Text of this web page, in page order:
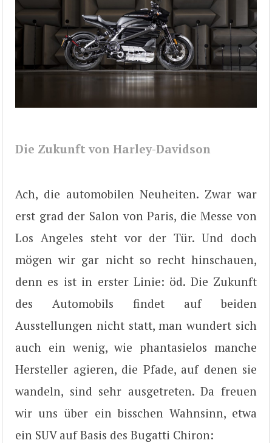
Die Zukunft von Harley-Davidson
Ach, die automobilen Neuheiten. Zwar war
erst grad der Salon von Paris, die Messe von
Los Angeles steht vor der Tür. Und doch
mögen wir gar nicht so recht hinschauen,
denn es ist in erster Linie: öd. Die Zukunft
des Automobils findet auf beiden
Ausstellungen nicht statt, man wundert sich
auch ein wenig, wie phantasielos manche
Hersteller agieren, die Pfade, auf denen sie
wandeln, sind sehr ausgetreten. Da freuen
wir uns über ein bisschen Wahnsinn, etwa
ein SUV auf Basis des Bugatti Chiron: